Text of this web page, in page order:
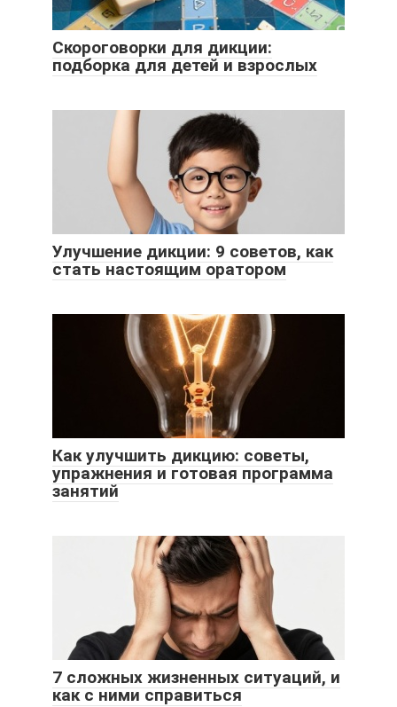
Скороговорки для дикции:
подборка для детей и взрослых
Улучшение дикции: 9 советов, как
стать настоящим оратором
Как улучшить дикцию: советы,
упражнения и готовая программа
занятий
7 сложных жизненных ситуаций, и
как с ними справиться